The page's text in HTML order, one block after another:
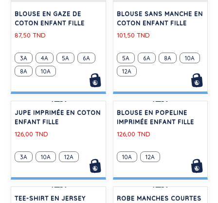
BLOUSE EN GAZE DE
COTON ENFANT FILLE
87,50 TND
3A 4A 5A
6A
8A
10A
BLOUSE SANS MANCHE EN
COTON ENFANT FILLE
101,50 TND
5A 6A 8A
10A
12A
-30% -30%